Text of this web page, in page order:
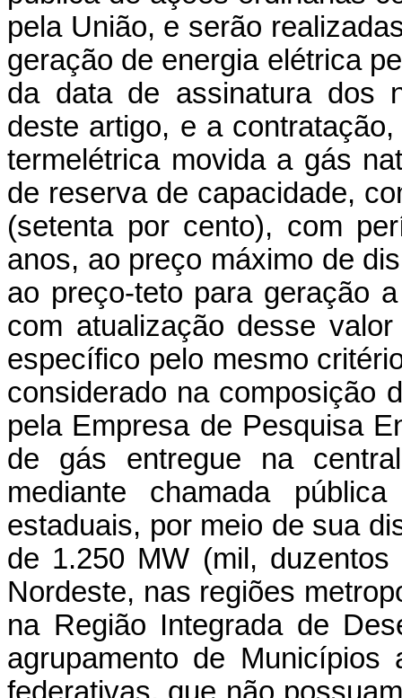
pela União, e serão
geração de energia elétrica
da data de assinatura dos
deste artigo, e a
termelétrica movida a gás
de reserva de capacidade,
(setenta por cento), com
anos, ao preço máximo de
ao preço-teto para geração
com atualização desse
específico pelo mesmo
considerado na composição
pela Empresa de Pesquisa
de gás entregue na
mediante chamada
estaduais, por meio de sua
de 1.250 MW (mil,
Nordeste, nas regiões
na Região Integrada de
agrupamento de Municípios